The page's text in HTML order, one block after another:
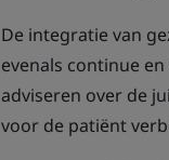
De integratie van
evenals continue
adviseren over de
voor de patiënt